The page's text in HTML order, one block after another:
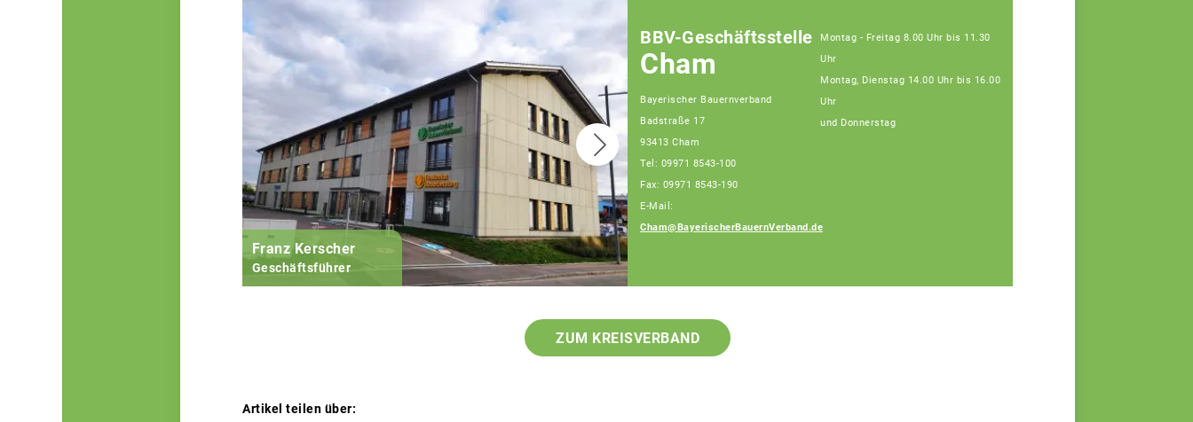
Franz Kerscher
Geschäftsführer
BBV-Geschäftsstelle
Cham
Bayerischer Bauernverband
Badstraße 17
93413 Cham
Tel: 09971 8543-100
Fax: 09971 8543-190
E-Mail:
Cham@BayerischerBauernVerband.de
Montag - Freitag 8.00 Uhr bis 11.30
Uhr
Montag, Dienstag 14.00 Uhr bis 16.00
Uhr
und Donnerstag
ZUM KREISVERBAND
Artikel teilen über: